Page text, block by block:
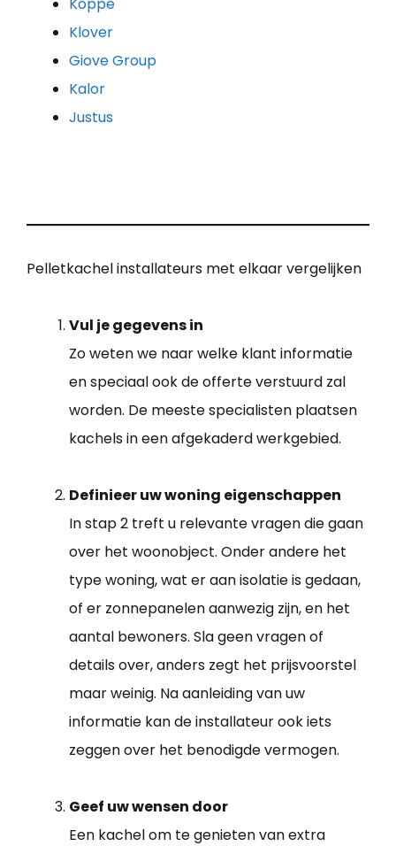
Klover
Giove Group
Kalor
Justus
Pelletkachel installateurs met elkaar vergelijken
Vul je gegevens in
Zo weten we naar welke klant informatie
en speciaal ook de offerte verstuurd zal
worden. De meeste specialisten plaatsen
kachels in een afgekaderd werkgebied.
Definieer uw woning eigenschappen
In stap 2 treft u relevante vragen die gaan
over het woonobject. Onder andere het
type woning, wat er aan isolatie is gedaan,
of er zonnepanelen aanwezig zijn, en het
aantal bewoners. Sla geen vragen of
details over, anders zegt het prijsvoorstel
maar weinig. Na aanleiding van uw
informatie kan de installateur ook iets
zeggen over het benodigde vermogen.
Geef uw wensen door
Een kachel om te genieten van extra